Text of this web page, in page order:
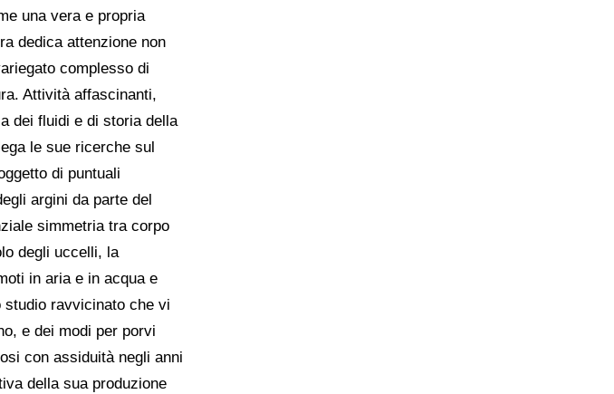
una vera e propria
dedica attenzione non
complesso di
Attività affascinanti,
dei fluidi e di storia della
le sue ricerche sul
di puntuali
argini da parte del
simmetria tra corpo
degli uccelli, la
in aria e in acqua e
studio ravvicinato che vi
e dei modi per porvi
con assiduità negli anni
della sua produzione